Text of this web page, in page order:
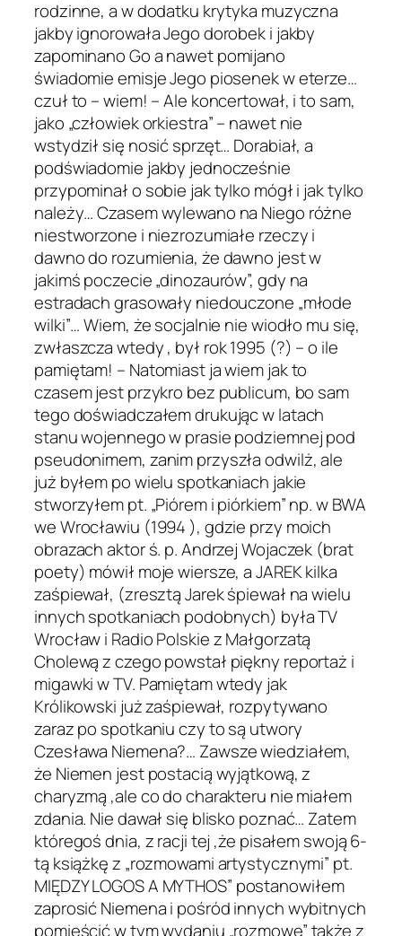
rodzinne, a w dodatku krytyka muzyczna
jakby ignorowała Jego dorobek i jakby
zapominano Go a nawet pomijano
świadomie emisje Jego piosenek w eterze…
czuł to – wiem! – Ale koncertował, i to sam,
jako „człowiek orkiestra” – nawet nie
wstydził się nosić sprzęt… Dorabiał, a
podświadomie jakby jednocześnie
przypominał o sobie jak tylko mógł i jak tylko
należy… Czasem wylewano na Niego różne
niestworzone i niezrozumiałe rzeczy i
dawno do rozumienia, że dawno jest w
jakimś poczecie „dinozaurów”, gdy na
estradach grasowały niedouczone „młode
wilki”… Wiem, że socjalnie nie wiodło mu się,
zwłaszcza wtedy , był rok 1995 (?) – o ile
pamiętam! – Natomiast ja wiem jak to
czasem jest przykro bez publicum, bo sam
tego doświadczałem drukując w latach
stanu wojennego w prasie podziemnej pod
pseudonimem, zanim przyszła odwilż, ale
już byłem po wielu spotkaniach jakie
stworzyłem pt. „Piórem i piórkiem” np. w BWA
we Wrocławiu (1994 ), gdzie przy moich
obrazach aktor ś. p. Andrzej Wojaczek (brat
poety) mówił moje wiersze, a JAREK kilka
zaśpiewał, (zresztą Jarek śpiewał na wielu
innych spotkaniach podobnych) była TV
Wrocław i Radio Polskie z Małgorzatą
Cholewą z czego powstał piękny reportaż i
migawki w TV. Pamiętam wtedy jak
Królikowski już zaśpiewał, rozpytywano
zaraz po spotkaniu czy to są utwory
Czesława Niemena?… Zawsze wiedziałem,
że Niemen jest postacią wyjątkową, z
charyzmą ,ale co do charakteru nie miałem
zdania. Nie dawał się blisko poznać… Zatem
któregoś dnia, z racji tej ,że pisałem swoją 6-
tą książkę z „rozmowami artystycznymi” pt.
MIĘDZY LOGOS A MYTHOS” postanowiłem
zaprosić Niemena i pośród innych wybitnych
pomieścić w tym wydaniu „rozmowę” także z